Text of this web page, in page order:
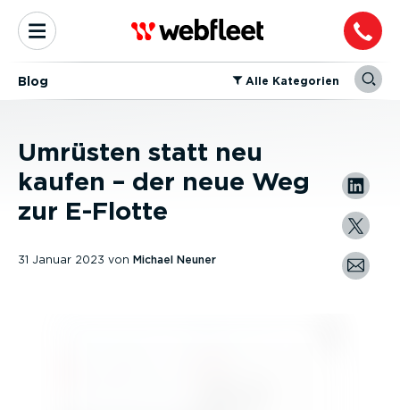
Blog ⁠Alle Kategorien
Umrüsten statt neu
kaufen – der neue Weg
zur E-Flotte
31 Januar 2023 von Michael Neuner